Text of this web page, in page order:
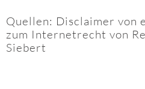
Quellen: Disclaimer von
zum Internetrecht von
Siebert